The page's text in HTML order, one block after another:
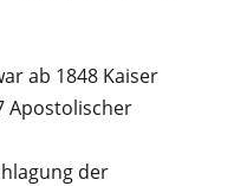
ab 1848 Kaiser
Apostolischer
der